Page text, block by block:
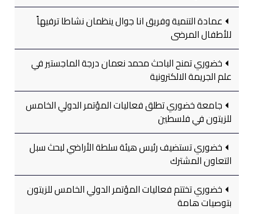
عمادة التنمية وفريق انا جوال ينظمان نشاطا ترفيهاً
للأطفال المرضى
خضوري تمنح الباحث محمد نعمان درجة الماجستير في
علم الجريمة الالكترونية
جامعة خضوري تطلق فعاليات المؤتمر الدولي الخامس
للزيتون في فلسطين
خضوري تستضيف رئيس هيئة سلطة الأراضي لبحث سبل
التعاون المشترك
خضوري تختتم فعاليات المؤتمر الدولي الخامس للزيتون
بتوصيات هامة